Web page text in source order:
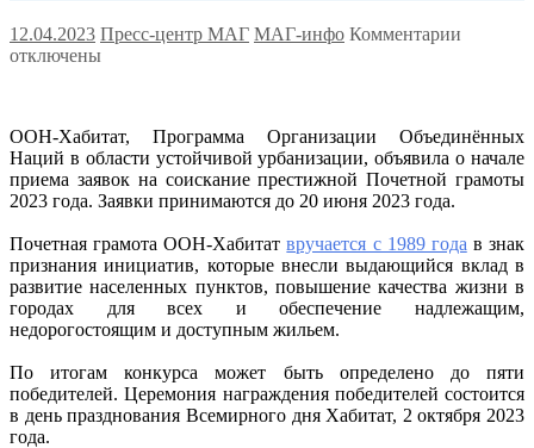
12.04.2023 Пресс-центр МАГ МАГ-инфо Комментарии
на
грамота
ООН-
2023
отключены
ООН-Хабитат, Программа Организации Объединённых
Наций в области устойчивой урбанизации, объявила о начале
приема заявок на соискание престижной Почетной грамоты
2023 года. Заявки принимаются до 20 июня 2023 года.
Почетная грамота ООН-Хабитатвручается с 1989 года в знак
признания инициатив, которые внесли выдающийся вклад в
развитие населенных пунктов, повышение качества жизни в
городах для всех и обеспечение надлежащим,
недорогостоящим и доступным жильем.
По итогам конкурса может быть определено до пяти
победителей. Церемония награждения победителей состоится
в день празднования Всемирного дня Хабитат, 2 октября 2023
года.